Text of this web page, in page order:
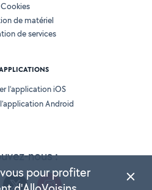
nous :
Cookies
de matériel
de services
l’application iOS
Android
pour profiter